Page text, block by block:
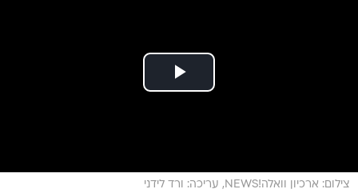
צילום: ארכיון וואלה!NEWS, עריכה: ורד לידני